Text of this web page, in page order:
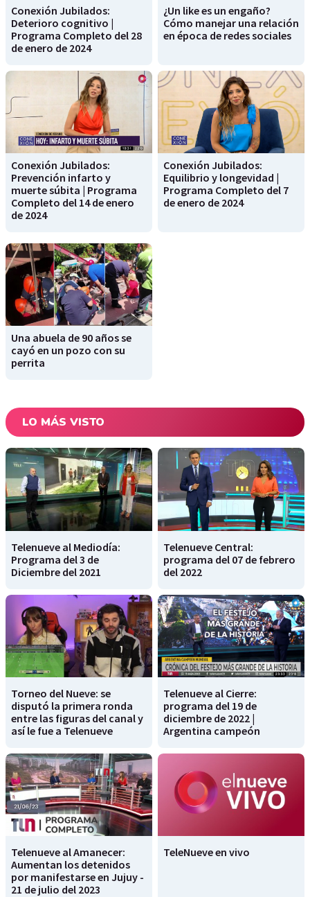
Conexión Jubilados:
Deterioro cognitivo |
Programa Completo del 28
de enero de 2024
¿Un like es un engaño?
Cómo manejar una relación
en época de redes sociales
Conexión Jubilados:
Prevención infarto y
muerte súbita | Programa
Completo del 14 de enero
de 2024
Conexión Jubilados:
Equilibrio y longevidad |
Programa Completo del 7
de enero de 2024
Una abuela de 90 años se
cayó en un pozo con su
perrita
LO MÁS VISTO
Telenueve al Mediodía:
Programa del 3 de
Diciembre del 2021
Telenueve Central:
programa del 07 de febrero
del 2022
Torneo del Nueve: se
disputó la primera ronda
entre las figuras del canal y
así le fue a Telenueve
Telenueve al Cierre:
programa del 19 de
diciembre de 2022 |
Argentina campeón
Telenueve al Amanecer:
Aumentan los detenidos
por manifestarse en Jujuy -
21 de julio del 2023
TeleNueve en vivo